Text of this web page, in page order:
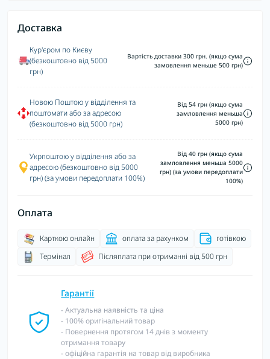
Доставка
Кур'єром по Києву
(безкоштовно від 5000
грн)
Вартість доставки 300 грн. (якщо сума
замовлення меньше 500 грн)
Новою Поштою у відділення та
поштомати або за адресою
(безкоштовно від 5000 грн)
Від 54 грн (якщо сума
замловлення меньша
5000 грн)
Укрпоштою у відділення або за
адресою (безкоштовно від 5000
грн) (за умови передоплати 100%)
Від 40 грн (якщо сума
замловлення меньша 5000
грн) (за умови передоплати
100%)
Оплата
Карткою онлайн оплата за рахунком
готівкою
Термінал
Післяплата при отриманні від 500 грн
Гарантії
- Актуальна наявність та ціна
- 100% оригінальний товар
- Повернення протягом 14 днів з моменту
отримання товару
- офіційна гарантія на товар від виробника